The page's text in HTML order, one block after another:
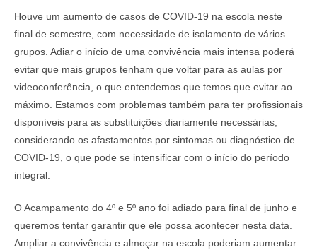
Houve um aumento de casos de COVID-19 na escola neste
final de semestre, com necessidade de isolamento de vários
grupos. Adiar o início de uma convivência mais intensa poderá
evitar que mais grupos tenham que voltar para as aulas por
videoconferência, o que entendemos que temos que evitar ao
máximo. Estamos com problemas também para ter profissionais
disponíveis para as substituições diariamente necessárias,
considerando os afastamentos por sintomas ou diagnóstico de
COVID-19, o que pode se intensificar com o início do período
integral.
O Acampamento do 4º e 5º ano foi adiado para final de junho e
queremos tentar garantir que ele possa acontecer nesta data.
Ampliar a convivência e almoçar na escola poderiam aumentar